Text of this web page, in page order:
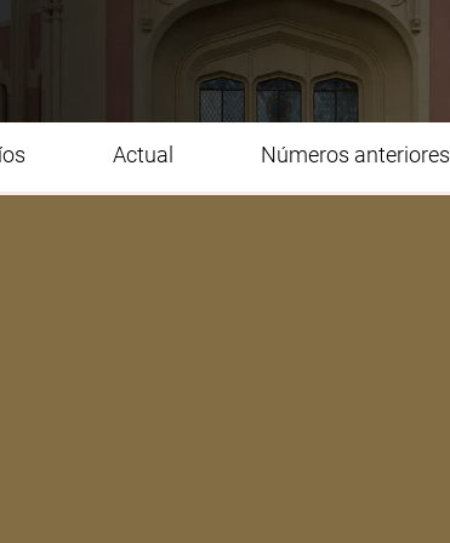
Actual Números anteriores